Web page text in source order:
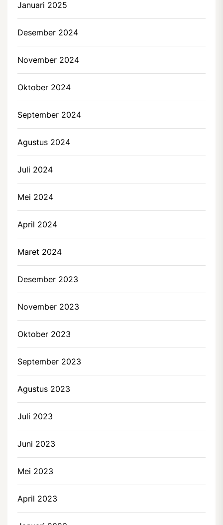
Januari 2025
Desember 2024
November 2024
Oktober 2024
September 2024
Agustus 2024
Juli 2024
Mei 2024
April 2024
Maret 2024
Desember 2023
November 2023
Oktober 2023
September 2023
Agustus 2023
Juli 2023
Juni 2023
Mei 2023
April 2023